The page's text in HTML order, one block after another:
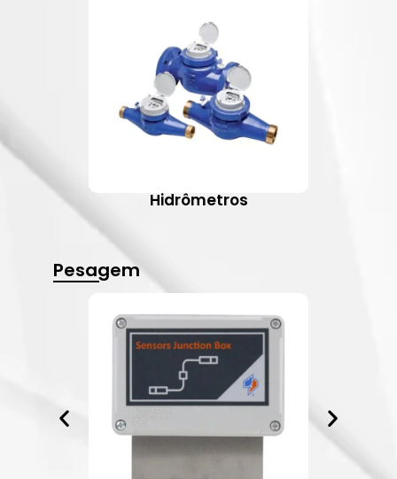
Hidrômetros
Pesagem